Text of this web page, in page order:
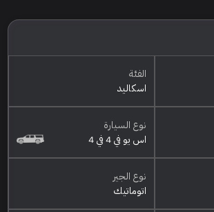
الفئة
اسكاليد
نوع السيارة
اس يو في 4 في 4
نوع الجير
اتوماتيك